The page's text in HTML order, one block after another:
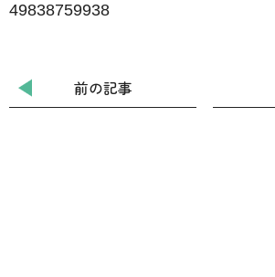
49838759938
前の記事